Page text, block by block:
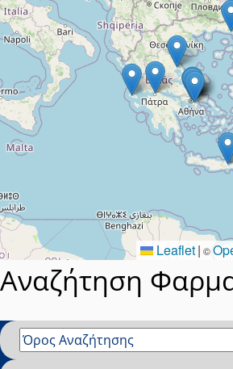
Leaflet| ©
Αναζήτηση
Όρος Αναζήτησης